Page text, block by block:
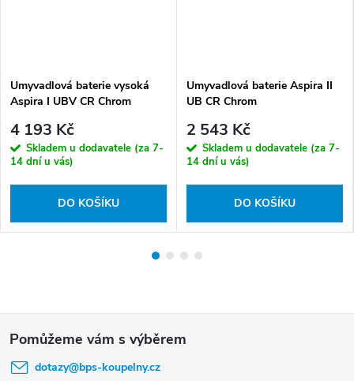
Umyvadlová baterie vysoká
Aspira I UBV CR Chrom
4 193 Kč
Skladem u dodavatele (za 7-
14 dní u vás)
DO KOŠÍKU
Umyvadlová baterie Aspira II
UB CR Chrom
2 543 Kč
Skladem u dodavatele (za 7-
14 dní u vás)
DO KOŠÍKU
dotazy@bps-koupelny.cz